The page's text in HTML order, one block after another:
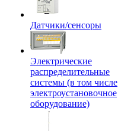
Датчики/сенсоры
Электрические
распределительные
системы (в том числе
электроустановочное
оборудование)